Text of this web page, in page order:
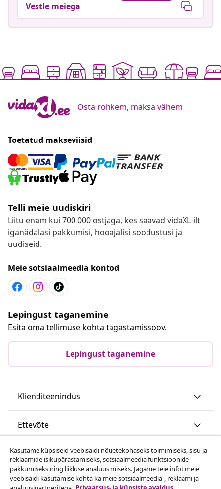
Vestle meiega
Osta rohkem, maksa vähem
Toetatud makseviisid
Telli meie uudiskiri
Liitu enam kui 700 000 ostjaga, kes saavad vidaXL-ilt
iganädalasi pakkumisi, hooajalisi soodustusi ja
uudiseid.
Meie sotsiaalmeedia kontod
Lepingust taganemine
Esita oma tellimuse kohta tagastamissoov.
Lepingust taganemine
Klienditeenindus
Ettevõte
vidaXL
Vaata rohkem
Kasutame küpsiseid veebisaidi nõuetekohaseks toimimiseks, sisu ja
reklaamide isikupärastamiseks, sotsiaalmeedia funktsioonide
pakkumiseks ning liikluse analüüsimiseks. Jagame teie infot meie
veebisaidi kasutamise kohta ka meie sotsiaalmeedia-, reklaami ja